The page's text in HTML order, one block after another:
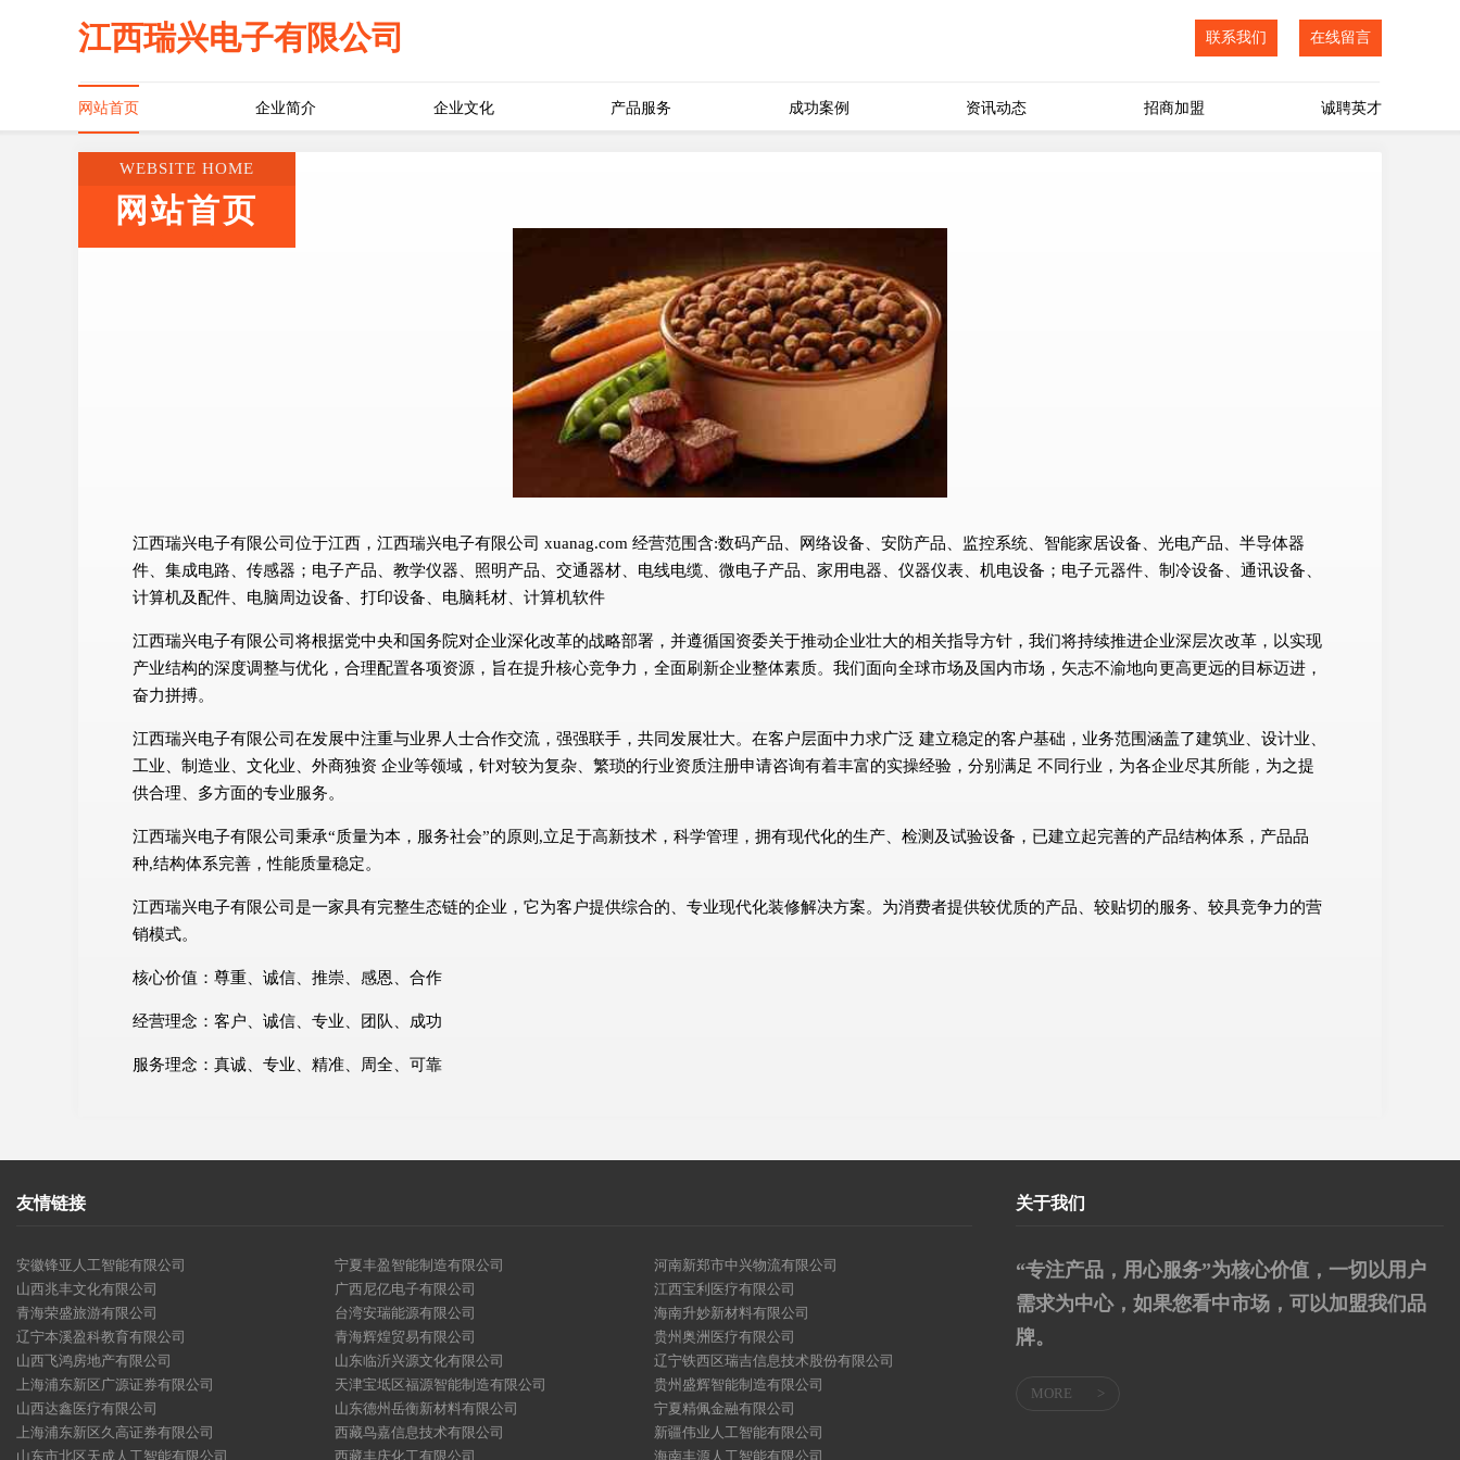
江西瑞兴电子有限公司 联系我们 在线留言
网站首页 企业简介 企业文化 产品服务 成功案例 资讯动态 招商加盟 诚聘英才
WEBSITE HOME
网站首页
江西瑞兴电子有限公司位于江西，江西瑞兴电子有限公司 xuanag.com 经营范围含:数码产品、网络设备、安防产品、监控系统、智能家居设备、光电产品、半导体器
件、集成电路、传感器；电子产品、教学仪器、照明产品、交通器材、电线电缆、微电子产品、家用电器、仪器仪表、机电设备；电子元器件、制冷设备、通讯设备、
计算机及配件、电脑周边设备、打印设备、电脑耗材、计算机软件
江西瑞兴电子有限公司将根据党中央和国务院对企业深化改革的战略部署，并遵循国资委关于推动企业壮大的相关指导方针，我们将持续推进企业深层次改革，以实现
产业结构的深度调整与优化，合理配置各项资源，旨在提升核心竞争力，全面刷新企业整体素质。我们面向全球市场及国内市场，矢志不渝地向更高更远的目标迈进，
奋力拼搏。
江西瑞兴电子有限公司在发展中注重与业界人士合作交流，强强联手，共同发展壮大。在客户层面中力求广泛 建立稳定的客户基础，业务范围涵盖了建筑业、设计业、
工业、制造业、文化业、外商独资 企业等领域，针对较为复杂、繁琐的行业资质注册申请咨询有着丰富的实操经验，分别满足 不同行业，为各企业尽其所能，为之提
供合理、多方面的专业服务。
江西瑞兴电子有限公司秉承“质量为本，服务社会”的原则,立足于高新技术，科学管理，拥有现代化的生产、检测及试验设备，已建立起完善的产品结构体系，产品品
种,结构体系完善，性能质量稳定。
江西瑞兴电子有限公司是一家具有完整生态链的企业，它为客户提供综合的、专业现代化装修解决方案。为消费者提供较优质的产品、较贴切的服务、较具竞争力的营
销模式。
核心价值：尊重、诚信、推崇、感恩、合作
经营理念：客户、诚信、专业、团队、成功
服务理念：真诚、专业、精准、周全、可靠
友情链接
安徽锋亚人工智能有限公司 宁夏丰盈智能制造有限公司
河南新郑市中兴物流有限公司
山西兆丰文化有限公司
广西尼亿电子有限公司
江西宝利医疗有限公司
青海荣盛旅游有限公司
台湾安瑞能源有限公司
海南升妙新材料有限公司
辽宁本溪盈科教育有限公司
青海辉煌贸易有限公司
贵州奥洲医疗有限公司
山西飞鸿房地产有限公司
山东临沂兴源文化有限公司
辽宁铁西区瑞吉信息技术股份有限公司
上海浦东新区广源证券有限公司
天津宝坻区福源智能制造有限公司
贵州盛辉智能制造有限公司
山西达鑫医疗有限公司
山东德州岳衡新材料有限公司
宁夏精佩金融有限公司
上海浦东新区久高证券有限公司
西藏鸟嘉信息技术有限公司
新疆伟业人工智能有限公司
山东市北区天成人工智能有限公司
西藏丰庆化工有限公司 海南丰源人工智能有限公司
关于我们
“专注产品，用心服务”为核心价值，一切以用户
需求为中心，如果您看中市场，可以加盟我们品
牌。
MORE >